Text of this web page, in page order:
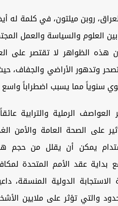
روبن ميلتون، في كلمة له
العلوم والسياسة والعمل
أن هذه الظواهر لا تقتصر على
وتدهور الأراضي والجفاف،
سنوياً مما يسبب اضطراباً
الرملية والترابية
على الصحة العامة والأمن
يمكن أن يقلل من حجم
بداية عقد الأمم المتحدة
الدولية المنسقة،
والتي تؤثر على ملايين